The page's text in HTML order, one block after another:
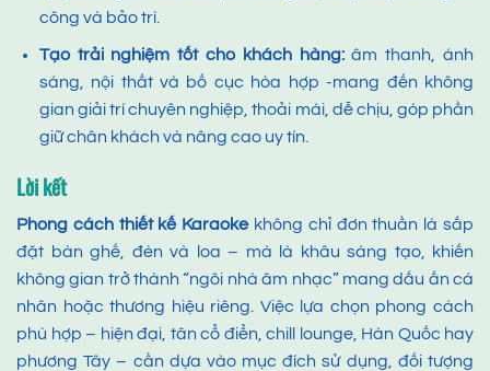
công và bảo trì.
Tạo trải nghiệm tốt cho khách hàng:âm thanh, ánh
sáng, nội thất và bố cục hòa hợp -mang đến không
gian giải trí chuyên nghiệp, thoải mái, dễ chịu, góp phần
giữ chân khách và nâng cao uy tín.
Lời kết
Phong cách thiết kế Karaokekhông chỉ đơn thuần là sắp
đặt bàn ghế, đèn và loa – mà là khâu sáng tạo, khiến
không gian trở thành “ngôi nhà âm nhạc” mang dấu ấn cá
nhân hoặc thương hiệu riêng. Việc lựa chọn phong cách
phù hợp – hiện đại, tân cổ điển, chill lounge, Hàn Quốc hay
phương Tây – cần dựa vào mục đích sử dụng, đối tượng